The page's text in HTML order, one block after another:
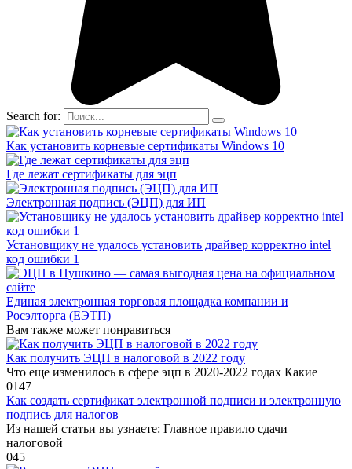
Search for:
Как установить корневые сертификаты Windows 10
Где лежат сертификаты для эцп
Электронная подпись (ЭЦП) для ИП
Установщику не удалось установить драйвер корректно intel
код ошибки 1
Единая электронная торговая площадка компании и
Росэлторга (ЕЭТП)
Вам также может понравиться
Как получить ЭЦП в налоговой в 2022 году
Что еще изменилось в сфере эцп в 2020-2022 годах Какие
0147
Как создать сертификат электронной подписи и электронную
подпись для налогов
Из нашей статьи вы узнаете: Главное правило сдачи
налоговой
045